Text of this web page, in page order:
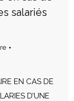
salariés
EN CAS DE
D’UNE